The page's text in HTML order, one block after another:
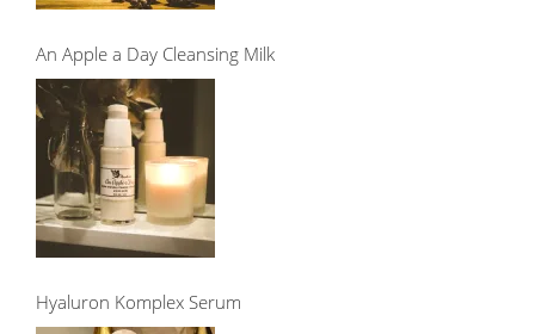
An Apple a Day Cleansing Milk
Hyaluron Komplex Serum